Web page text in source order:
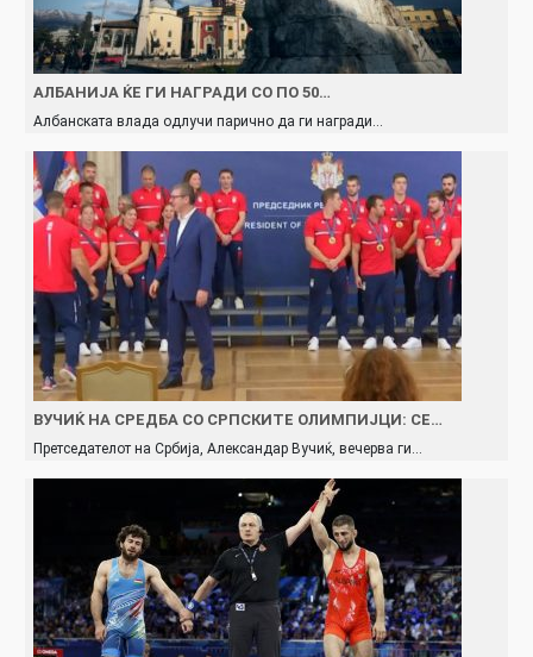
АЛБАНИЈА ЌЕ ГИ НАГРАДИ СО ПО 50…
Албанската влада одлучи парично да ги награди…
ВУЧИЌ НА СРЕДБА СО СРПСКИТЕ ОЛИМПИЈЦИ: СЕ…
Претседателот на Србија, Александар Вучиќ, вечерва ги…